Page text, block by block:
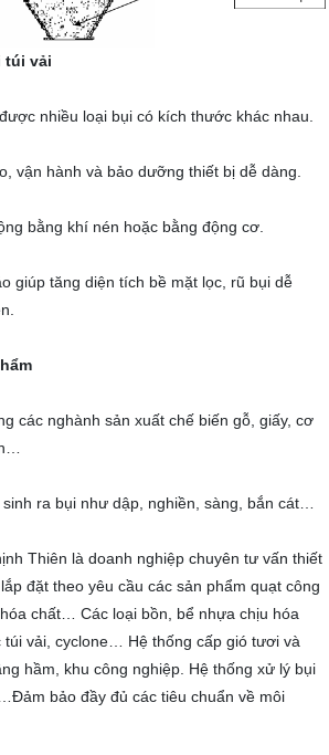
túi vải
nhiều loại bụi có kích thước khác nhau.
vận hành và bảo dưỡng thiết bị dễ dàng.
bằng khí nén hoặc bằng động cơ.
giúp tăng diện tích bề mặt lọc, rũ bụi dễ
các nghành sản xuất chế biến gỗ, giấy, cơ
ra bụi như dập, nghiền, sàng, bắn cát…
Thiên là doanh nghiệp chuyên tư vấn thiết
đặt theo yêu cầu các sản phẩm quạt công
chất… Các loại bồn, bể nhựa chịu hóa
túi vải, cyclone… Hệ thống cấp gió tươi và
hầm, khu công nghiệp. Hệ thống xử lý bụi
bảo đầy đủ các tiêu chuẩn về môi